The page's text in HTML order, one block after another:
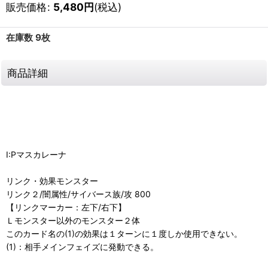
販売価格: 5,480円(税込)
在庫数 9枚
商品詳細
I:Pマスカレーナ
リンク・効果モンスター
リンク２/闇属性/サイバース族/攻 800
【リンクマーカー：左下/右下】
Ｌモンスター以外のモンスター２体
このカード名の(1)の効果は１ターンに１度しか使用できない。
(1)：相手メインフェイズに発動できる。